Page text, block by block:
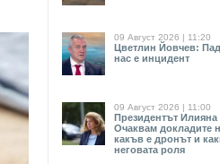
09 Август 2026 | 11:20
Цветлин Йовчев:
нас е инцидент
09 Август 2026 | 11:00
Президентът Илияна
Очаквам докладите
какъв е дронът и
неговата роля